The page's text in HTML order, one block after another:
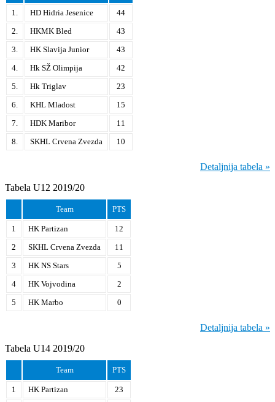
1. HD Hidria Jesenice
44
2.
HKMK Bled
43
3.
HK Slavija Junior
43
4.
Hk SŽ Olimpija
42
5.
Hk Triglav
23
6.
KHL Mladost
15
7.
HDK Maribor
11
8.
SKHL Crvena Zvezda 10
Detaljnija tabela »
Tabela U12 2019/20
Team PTS
1 HK Partizan
12
2
SKHL Crvena Zvezda
11
3
HK NS Stars
5
4
HK Vojvodina
2
5
HK Marbo 0
Detaljnija tabela »
Tabela U14 2019/20
Team PTS
1 HK Partizan
23